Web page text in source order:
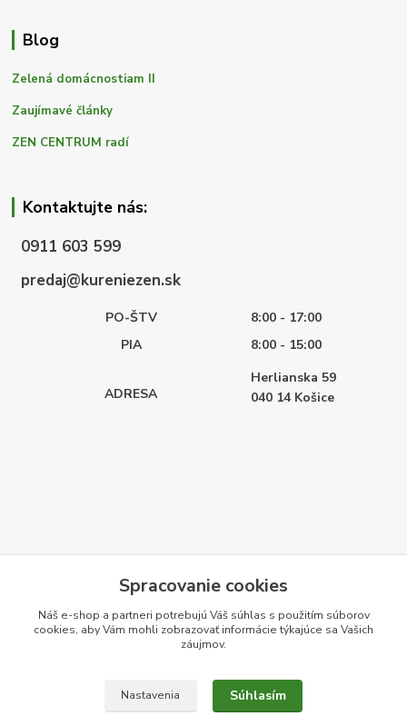
Blog
Zelená domácnostiam II
Zaujímavé články
ZEN CENTRUM radí
Kontaktujte nás:
0911 603 599
predaj@kureniezen.sk
PO-ŠTV
8:00 - 17:00
PIA
8:00 - 15:00
ADRESA
Herlianska 59
040 14 Košice
Spracovanie cookies
Náš e-shop a partneri potrebujú Váš súhlas s použitím súborov
cookies, aby Vám mohli zobrazovať informácie týkajúce sa Vašich
záujmov.
Nastavenia Súhlasím